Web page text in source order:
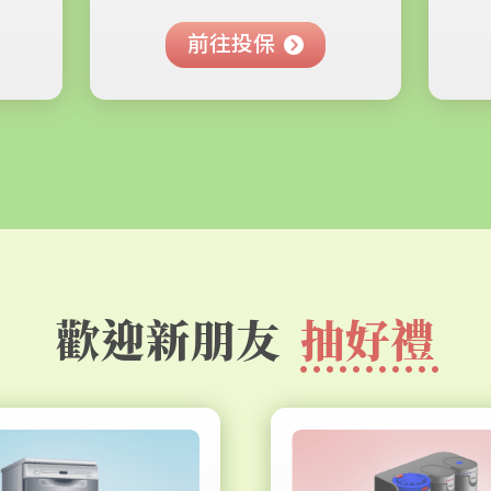
前往投保
歡迎新朋友 抽好禮